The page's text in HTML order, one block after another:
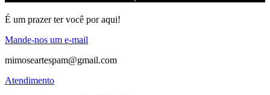
É um prazer ter você por aqui!
Mande-nos um e-mail
mimoseartespam@gmail.com
Atendimento